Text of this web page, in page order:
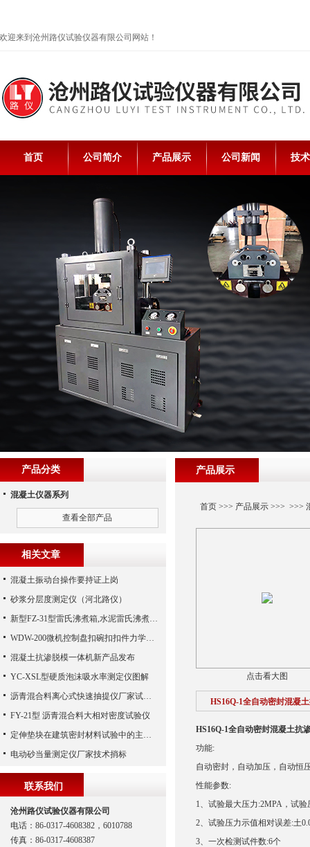
欢迎来到沧州路仪试验仪器有限公司网站！
首页 公司简介 产品展示 公司新闻 技
产品展示
首页>>> 产品展示>>> >>>
点击看大图
HS16Q-1全自动密封混凝
HS16Q-1全自动密封混凝土抗
功能:
自动密封，自动加压，自动恒
性能参数:
1、试验最大压力:2MPA，试
2、试验压力示值相对误差:土
3、一次检测试件数:6个
产品分类
混凝土仪器系列
查看全部产品
相关文章
混凝土振动台操作要持证上岗
砂浆分层度测定仪（河北路仪）
新型FZ-31型雷氏沸煮箱,水泥雷氏沸煮箱,（沧州路仪）
WDW-200微机控制盘扣碗扣扣件力学试验机配置夹具详单
混凝土抗渗脱模一体机新产品发布
YC-XSL型硬质泡沫吸水率测定仪图解
沥青混合料离心式快速抽提仪厂家试验方法
FY-21型 沥青混合料大相对密度试验仪
定伸垫块在建筑密封材料试验中的主要功能解析
电动砂当量测定仪厂家技术捎标
联系我们
沧州路仪试验仪器有限公司
电话：86-0317-4608382，6010788
传真：86-0317-4608387